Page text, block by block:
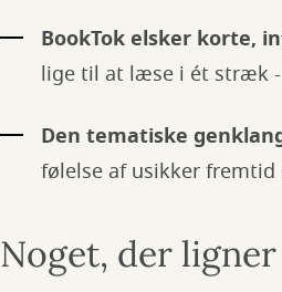
BookTok elsker korte,
lige til at læse i ét stræk
Den tematiske
følelse af usikker
Noget, der ligner